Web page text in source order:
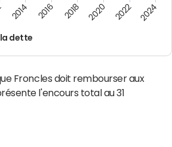
la dette
2014 2016 2018 2020 2022 2024
Froncles doit rembourser aux
l'encours total au 31